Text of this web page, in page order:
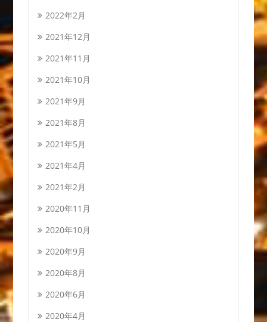
2022年2月
2021年12月
2021年11月
2021年10月
2021年9月
2021年8月
2021年5月
2021年4月
2021年2月
2020年11月
2020年10月
2020年9月
2020年8月
2020年6月
2020年4月